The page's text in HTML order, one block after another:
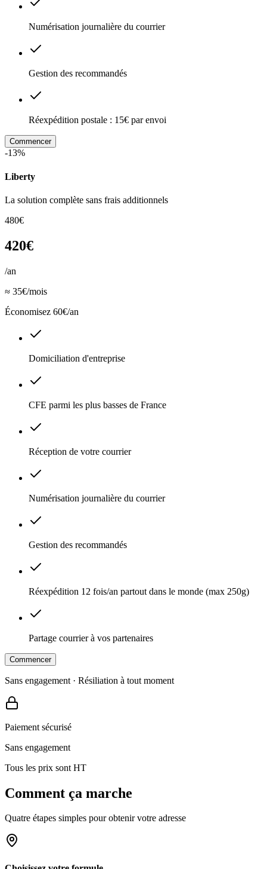
Numérisation journalière du courrier
Gestion des recommandés
Réexpédition postale : 15€ par envoi
Commencer
-13%
Liberty
La solution complète sans frais additionnels
480€
420€
/an
≈ 35€/mois
Économisez 60€/an
Domiciliation d'entreprise
CFE parmi les plus basses de France
Réception de votre courrier
Numérisation journalière du courrier
Gestion des recommandés
Réexpédition 12 fois/an partout dans le monde (max 250g)
Partage courrier à vos partenaires
Commencer
Sans engagement · Résiliation à tout moment
Paiement sécurisé
Sans engagement
Tous les prix sont HT
Comment ça marche
Quatre étapes simples pour obtenir votre adresse